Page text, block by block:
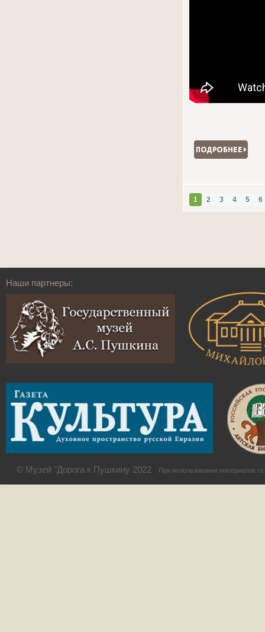
1 2 3 4 5 6
Наши партнеры:
© Музей "Дорога к Пушкину 2022 При использовании материалов